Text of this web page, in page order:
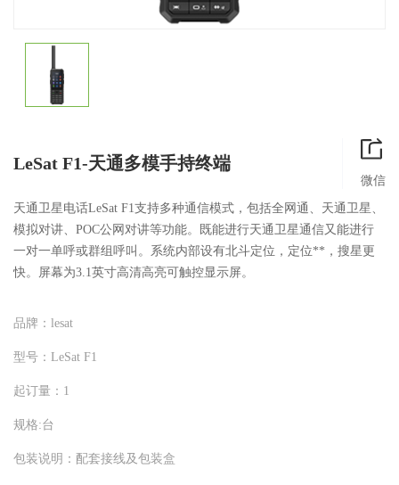
LeSat F1-天通多模手持终端
微信
天通卫星电话LeSat F1支持多种通信模式，包括全网通、天通卫星、
模拟对讲、POC公网对讲等功能。既能进行天通卫星通信又能进行
一对一单呼或群组呼叫。系统内部设有北斗定位，定位**，搜星更
快。屏幕为3.1英寸高清高亮可触控显示屏。
品牌： lesat
型号： LeSat F1
起订量： 1
规格:台
包装说明： 配套接线及包装盒